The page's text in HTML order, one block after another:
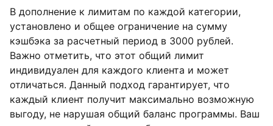
В дополнение к лимитам по каждой категории,
установлено и общее ограничение на сумму
кэшбэка за расчетный период в 3000 рублей.
Важно отметить, что этот общий лимит
индивидуален для каждого клиента и может
отличаться. Данный подход гарантирует, что
каждый клиент получит максимально возможную
выгоду, не нарушая общий баланс программы. Ваш